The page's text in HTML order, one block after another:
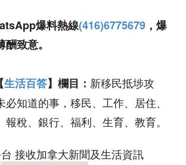
爆料熱線(416)6775679 ，爆
致意。
生活百答】欄目： 新移民抵埗攻
知道的事，移民、工作、居住、
稅、銀行、福利、生育、教育。
接收加拿大新聞及生活資訊